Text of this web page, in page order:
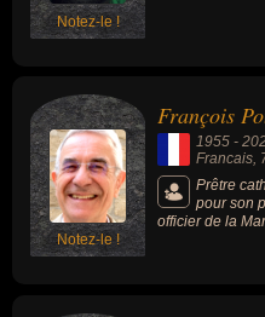
Notez-le !
Notez-le !
François
1955 -
Francais,
Prêtre
pour son
officier de la
ministère dans
parisiennes,